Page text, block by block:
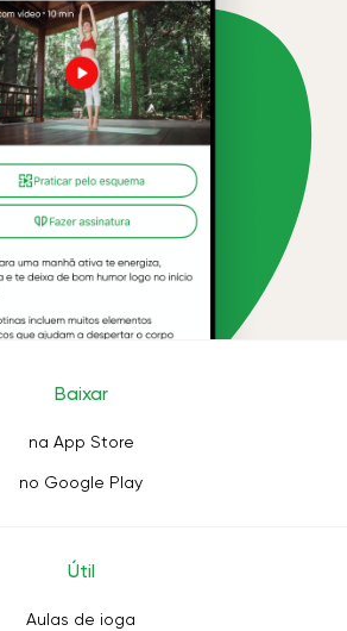
Baixar
na App Store
no Google Play
Útil
Aulas de ioga